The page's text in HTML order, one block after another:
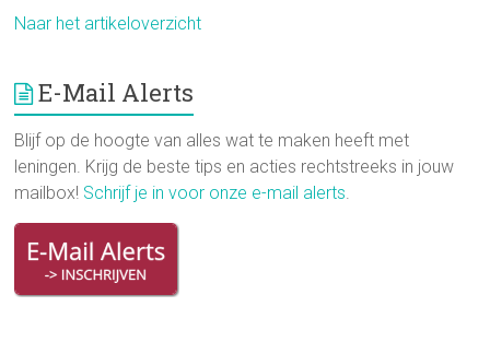
Naar het artikeloverzicht
E-Mail Alerts
Blijf op de hoogte van alles wat te maken heeft met
leningen. Krijg de beste tips en acties rechtstreeks in jouw
mailbox! Schrijf je in voor onze e-mail alerts.